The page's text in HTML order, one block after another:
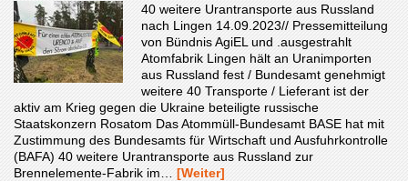
40 weitere Urantransporte aus Russland
nach Lingen 14.09.2023// Pressemitteilung
von Bündnis AgiEL und .ausgestrahlt
Atomfabrik Lingen hält an Uranimporten
aus Russland fest / Bundesamt genehmigt
weitere 40 Transporte / Lieferant ist der
aktiv am Krieg gegen die Ukraine beteiligte russische
Staatskonzern Rosatom Das Atommüll-Bundesamt BASE hat mit
Zustimmung des Bundesamts für Wirtschaft und Ausfuhrkontrolle
(BAFA) 40 weitere Urantransporte aus Russland zur
Brennelemente-Fabrik im… [Weiter]